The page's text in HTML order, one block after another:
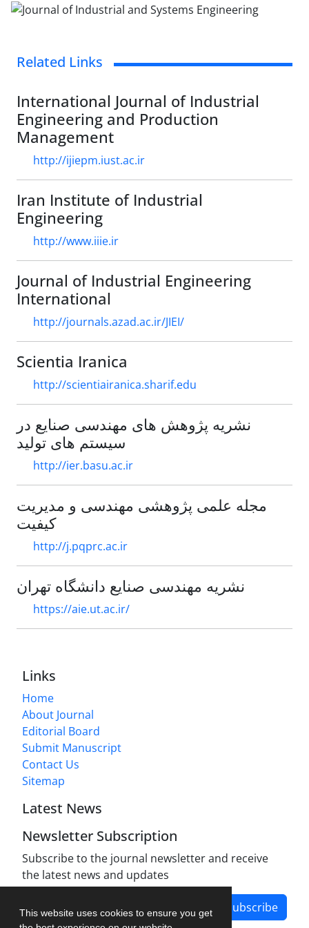
This website uses cookies to ensure you get
Related Links
International Journal of Industrial
Engineering and Production
Management
http://ijiepm.iust.ac.ir
Iran Institute of Industrial
Engineering
http://www.iiie.ir
Journal of Industrial Engineering
International
http://journals.azad.ac.ir/JIEI/
Scientia Iranica
http://scientiairanica.sharif.edu
نشریه پژوهش های مهندسی صنایع در
سیستم های تولید
http://ier.basu.ac.ir
مجله علمی پژوهشی مهندسی و مدیریت
کیفیت
http://j.pqprc.ac.ir
نشریه مهندسی صنایع دانشگاه تهران
https://aie.ut.ac.ir/
Links
Home
About Journal
Editorial Board
Submit Manuscript
Contact Us
Sitemap
Latest News
Newsletter Subscription
Subscribe to the journal newsletter and receive
the latest news and updates
Subscribe